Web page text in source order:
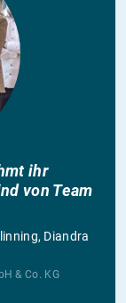
ihr
von Team
Diandra
& Co. KG